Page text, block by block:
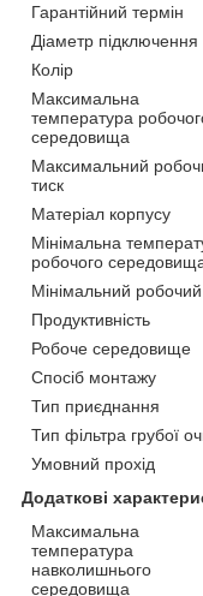
Гарантійний термін
Діаметр підключення
Колір
Максимальна
температура
середовища
Максимальний
тиск
Матеріал корпусу
Мінімальна
робочого
Мінімальний робочий
Продуктивність
Робоче середовище
Спосіб монтажу
Тип приєднання
Тип фільтра грубої
Умовний прохід
Додаткові
Максимальна
температура
навколишнього
середовища